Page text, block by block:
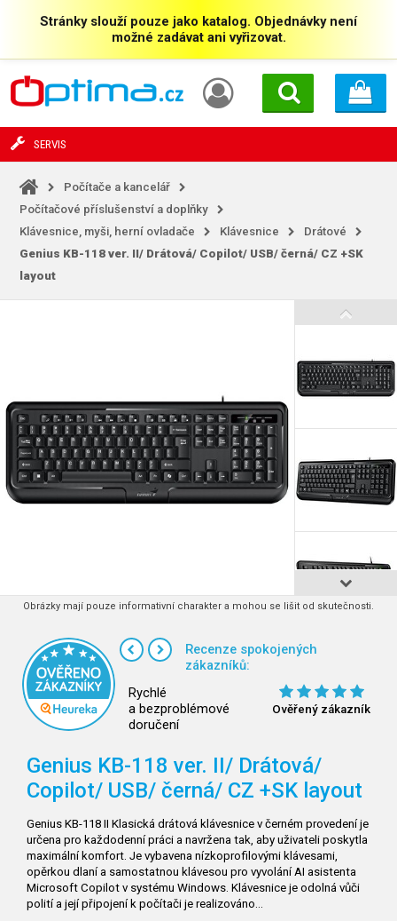
Stránky slouží pouze jako katalog. Objednávky není
možné zadávat ani vyřizovat.
SERVIS
Počítače a kancelář
Počítačové příslušenství a doplňky
Klávesnice, myši, herní ovladače
Klávesnice
Drátové
Genius KB-118 ver. II/ Drátová/ Copilot/ USB/ černá/ CZ +SK
layout
Obrázky mají pouze informativní charakter a mohou se lišit od skutečnosti.
Recenze spokojených
zákazníků:
Rychlé
a bezproblémové
doručení
Ověřený zákazník
Genius KB-118 ver. II/ Drátová/
Copilot/ USB/ černá/ CZ +SK layout
Genius KB-118 II Klasická drátová klávesnice v černém provedení je
určena pro každodenní práci a navržena tak, aby uživateli poskytla
maximální komfort. Je vybavena nízkoprofilovými klávesami,
opěrkou dlaní a samostatnou klávesou pro vyvolání AI asistenta
Microsoft Copilot v systému Windows. Klávesnice je odolná vůči
polití a její připojení k počítači je realizováno…